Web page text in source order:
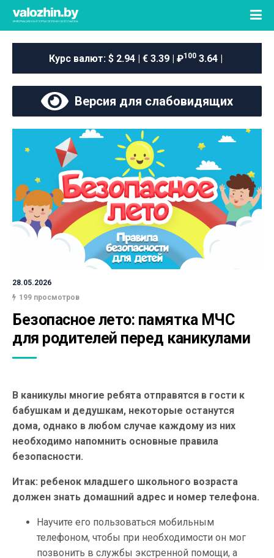
Курс валют: $ 2.94 | € 3.39 | ₽100 3.64 |
Версия для слабовидящих
28.05.2026
199 просмотров
Безопасное лето: памятка МЧС
для родителей перед каникулами
В каникулы многие ребята отправятся в гости к
бабушкам и дедушкам, некоторые останутся
дома, однако в любом случае каждому из них
необходимо напомнить основные правила
безопасности.
Итак: ребенок младшего школьного возраста
должен знать домашний адрес и номер телефона.
Научите его пользоваться мобильным
телефоном, чтобы при необходимости он мог
позвонить в службы экстренной помощи, а